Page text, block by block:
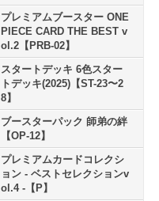
プレミアムブースター ONE
PIECE CARD THE BEST v
ol.2【PRB-02】
スタートデッキ 6色スター
トデッキ(2025)【ST-23〜2
8】
ブースターパック 師弟の絆
【OP-12】
プレミアムカードコレクシ
ョン - ベストセレクションv
ol.4 -【P】